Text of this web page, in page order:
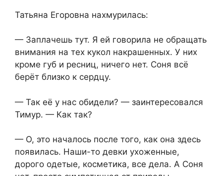
Татьяна Егоровна нахмурилась:
— Заплачешь тут. Я ей говорила не обращать
внимания на тех кукол накрашенных. У них
кроме губ и ресниц, ничего нет. Соня всё
берёт близко к сердцу.
— Так её у нас обидели? — заинтересовался
Тимур. — Как так?
— О, это началось после того, как она здесь
появилась. Наши-то девки ухоженные,
дорого одетые, косметика, все дела. А Соня